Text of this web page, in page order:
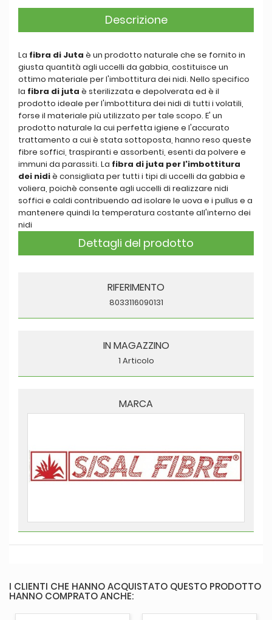
Descrizione
La fibra di Juta è un prodotto naturale che se fornito in
giusta quantità agli uccelli da gabbia, costituisce un
ottimo materiale per l'imbottitura dei nidi. Nello specifico
la fibra di juta è sterilizzata e depolverata ed è il
prodotto ideale per l'imbottitura dei nidi di tutti i volatili,
forse il materiale più utilizzato per tale scopo. E' un
prodotto naturale la cui perfetta igiene e l'accurato
trattamento a cui è stata sottoposta, hanno reso queste
fibre soffici, traspiranti e assorbenti, esenti da polvere e
immuni da parassiti. La fibra di juta per l'imbottitura
dei nidiè consigliata per tutti i tipi di uccelli da gabbia e
voliera, poichè consente agli uccelli di realizzare nidi
soffici e caldi contribuendo ad isolare le uova e i pullus e a
mantenere quindi la temperatura costante all'interno dei
nidi
Dettagli del prodotto
RIFERIMENTO
8033116090131
IN MAGAZZINO
1 Articolo
MARCA
I CLIENTI CHE HANNO ACQUISTATO QUESTO PRODOTTO
HANNO COMPRATO ANCHE: